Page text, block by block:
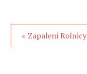
« Zapaleni Rolnicy